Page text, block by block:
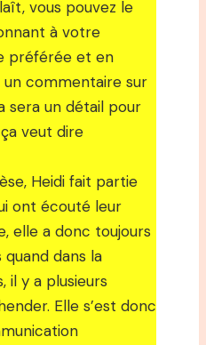
vous pouvez le
à votre
préférée et en
commentaire sur
sera un détail pour
veut dire
Heidi fait partie
ont écouté leur
elle a donc toujours
dans la
il y a plusieurs
Elle s’est donc